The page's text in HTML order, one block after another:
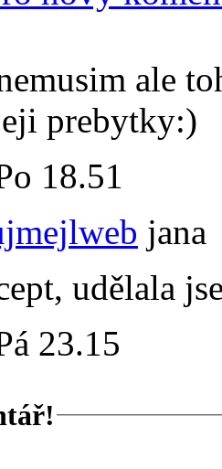
ale
prebytky:)
18.51
mejlweb jana
udělala
23.15